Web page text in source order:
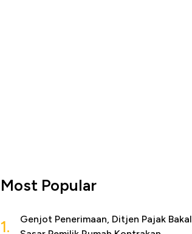
Most Popular
1.
Genjot Penerimaan, Ditjen Pajak Bakal